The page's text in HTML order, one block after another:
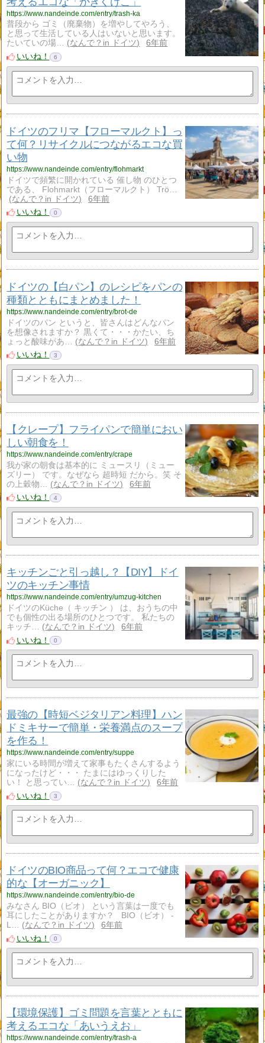
https://www.nandeinde.com/entry/trash-ka
普段から ゴミ（廃棄物）を増やしてやろう、
と思って生活している人はいないと思います。
たいていの場…
なんで？in ドイツ
6年前
いいね！
6
ドイツのフリマ【フローマルクト】っ
て何？リサイクルにつながるエコな買
い物
https://www.nandeinde.com/entry/flohmarkt
ドイツで頻繁に開かれている 催し物 のひとつ
である、 Flohmarkt（フローマルクト） Trö…
なんで？in ドイツ
6年前
いいね！
0
ドイツの【白パン】のレシピをパンの
種類とともにまとめました！
https://www.nandeinde.com/entry/brot-de
ドイツのパン というと、皆さんはどんなパン
を想像されますか？ 黒くて・・・かたい、ち
ょっと酸味があ…
なんで？in ドイツ
6年前
いいね！
3
【クレープ】フライパンで簡単におい
しい朝食を！
https://www.nandeinde.com/entry/crape
我が家の朝食は基本的に ミュースリ（ミュー
ズリー） です。なぜなら 超時短 だから。笑 そ
の上穀物…
なんで？in ドイツ
6年前
いいね！
4
キッチンごと引っ越し？【DIY】ドイ
ツのキッチン事情
https://www.nandeinde.com/entry/umzug-kitchen
ドイツのKüche（ キッチン ） は、おうちの中
でも個性の出る場所のひとつです。 私たちの
キッチ…
なんで？in ドイツ
6年前
いいね！
0
最強の【時短ベジタリアン料理】ハン
ドミキサーで簡単・栄養満点のスープ
を作る！
https://www.nandeinde.com/entry/suppe
家にいる時間が増えて家事もたくさんするよう
になったけど・・・ たまにはゆっくりした
い！ と思ってい…
なんで？in ドイツ
6年前
いいね！
3
ドイツのBIO商品って何？エコで健康
的な【オーガニック】
https://www.nandeinde.com/entry/bio-de
みなさん BIO（ビオ） という言葉は一度でも
耳にしたことがありますか？ BIO（ビオ） -
なんで？in ドイツ
6年前
いいね！
0
【環境保護】ゴミ問題を言葉とともに
考えるエコな「あいうえお」
https://www.nandeinde.com/entry/trash-a